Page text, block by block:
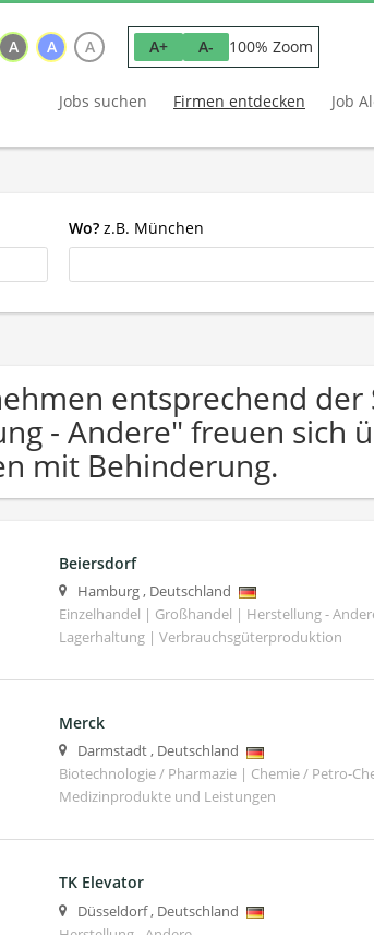
A A A A+ A- 100% Zoom
Jobs suchen Firmen entdecken Job
Wo? z.B. München
entsprechend der
- Andere" freuen sich
mit Behinderung.
Beiersdorf
Hamburg, Deutschland
Einzelhandel | Großhandel | Herstellung -
Lagerhaltung | Verbrauchsgüterproduktion
Merck
Darmstadt, Deutschland
Biotechnologie / Pharmazie | Chemie / Petro-
Medizinprodukte und Leistungen
TK Elevator
Düsseldorf, Deutschland